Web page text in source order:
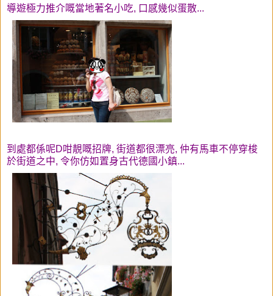
導遊極力推介嘅當地著名小吃, 口感幾似蛋散...
到處都係呢D咁靚嘅招牌, 街道都很漂亮, 仲有馬車不停穿梭
於街道之中, 令你仿如置身古代德國小鎮...